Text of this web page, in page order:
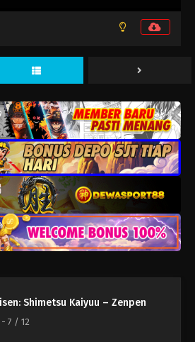
Shimetsu Kaiyuu – Zenpen
- 7 / 12
12
- Maret 26, 2026
Kaisen: Shimetsu Kaiyuu – Zenpen
11
- Maret 19, 2026
Kaisen: Shimetsu Kaiyuu – Zenpen
10
9
- Maret 5, 2026